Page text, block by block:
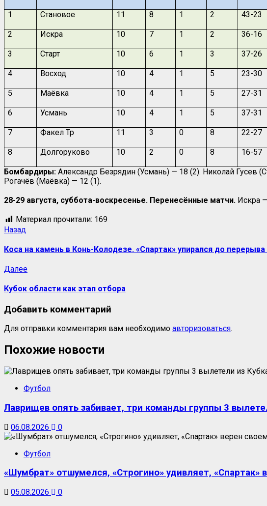
1 Становое 11 8 1 2 43-23
2 Искра 10 7 1 2 36-16
3 Старт 10 6 1 3 37-26
4 Восход 10 4 1 5 23-30
5 Маёвка 10 4 1 5 27-31
6 Усмань 10 4 1 5 37-31
7 Факел Тр 11 3 0 8 22-27
8 Долгоруково 10 2 0 8 16-57
Бомбардиры: Александр Безрядин (Усмань) — 18 (2). Николай Гусев
Рогачёв (Маёвка) — 12 (1).
28-29 августа, суббота-воскресенье. Перенесённые матчи. Искра
Материал прочитали: 169
Навигация
записи
Назад
Коса на камень в Конь-Колодезе. «Спартак» упирался до
ДалееСледующая
Кубок области как этап отбора
Добавить комментарий
Для отправки комментария вам необходимо авторизоваться.
Похожие новости
Футбол
Лаврищев опять забивает, три команды группы 3
06.08.2026 0
Футбол
«Шумбрат» отшумелся, «Строгино» удивляет, «Спартак»
05.08.2026 0